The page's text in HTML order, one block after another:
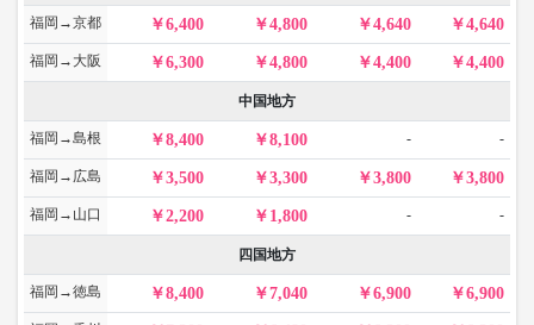
福岡→京都 6,400 4,800 4,640 4,640
福岡→大阪 6,300 4,800 4,400 4,400
中国地方
福岡→島根 8,400 8,100 - -
福岡→広島 3,500 3,300 3,800 3,800
福岡→山口 2,200 1,800 - -
四国地方
福岡→徳島 8,400 7,040 6,900 6,900